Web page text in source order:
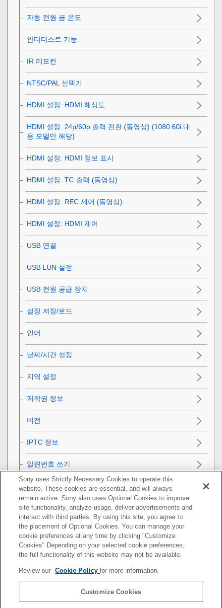
자동 전원 끔 온도
안티더스트 기능
IR 리모컨
NTSC/PAL 선택기
HDMI 설정: HDMI 해상도
HDMI 설정: 24p/60p 출력 전환 (동영상) (1080 60i 대
응 모델만 해당)
HDMI 설정: HDMI 정보 표시
HDMI 설정: TC 출력 (동영상)
HDMI 설정: REC 제어 (동영상)
HDMI 설정: HDMI 제어
USB 연결
USB LUN 설정
USB 전원 공급 장치
설정 저장/로드
언어
날짜/시간 설정
지역 설정
저작권 정보
버전
IPTC 정보
일련번호 쓰기
데모 모드
카메라 초기화
네트워크 기능 사용하기
컴퓨터 사용하기
MENU 항목 목록
사전 주의 사항/본 제품
Sony uses Strictly Necessary Cookies to operate this
website. These cookies are essential, and will always
remain active. Sony also uses Optional Cookies to improve
site functionality, analyze usage, deliver advertisements and
interact with third parties. By using this site, you agree to
the placement of Optional Cookies. You can manage your
cookie preferences at any time by clicking "Customize
Cookies" Depending on your selected cookie preferences,
the full functionality of this website may not be available.
Review our Cookie Policyfor more information.
Customize Cookies